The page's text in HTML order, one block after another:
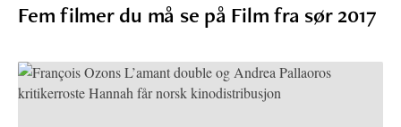
Fem filmer du må se på Film fra sør 2017